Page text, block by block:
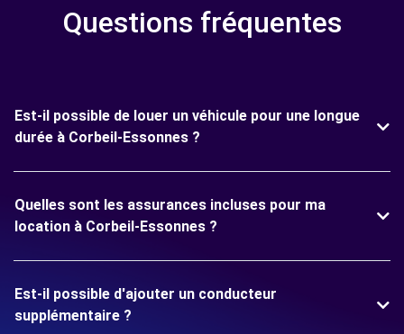
Questions fréquentes
Est-il possible de louer un véhicule pour une longue
durée à Corbeil-Essonnes ?
Quelles sont les assurances incluses pour ma
location à Corbeil-Essonnes ?
Est-il possible d'ajouter un conducteur
supplémentaire ?